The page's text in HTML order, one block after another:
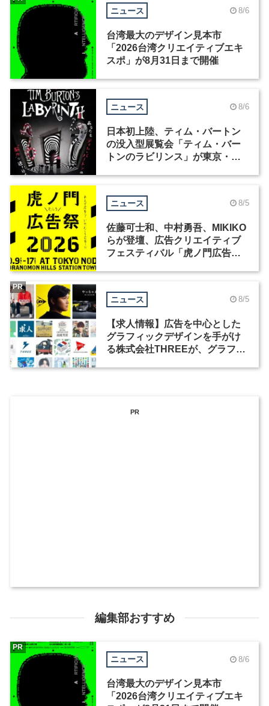
ニュース 8/6
台湾最大のデザイン見本市
「2026台湾クリエイティブエキ
スポ」が8月31日まで開催
ニュース 8/6
日本初上陸、ティム・バートン
の没入型展覧会「ティム・バー
トンのラビリンス」が東京・豊
ニュース 8/5
佐藤可士和、中村勇吾、MIKIKO
らが登壇、広告クリエイティブ
フェスティバル「虎ノ門広告
ニュース 8/5
【求人情報】広告を中心とした
グラフィックデザインを手がけ
る株式会社THREEが、グラフィ
PR
PR
編集部おすすめ
ニュース 8/6
台湾最大のデザイン見本市
「2026台湾クリエイティブエキ
PR